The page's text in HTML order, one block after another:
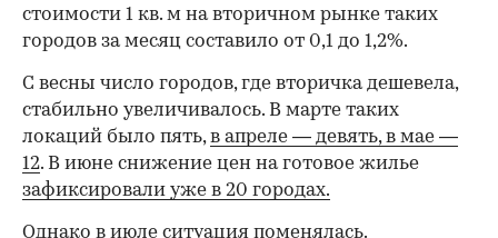
стоимости 1 кв. м на вторичном рынке таких
городов за месяц составило от 0,1 до 1,2%.
С весны число городов, где вторичка дешевела,
стабильно увеличивалось. В марте таких
локаций было пять,в апреле — девять,в мае —
12. В июне снижение цен на готовое жилье
зафиксировали уже в 20 городах.
Однако в июле ситуация поменялась.